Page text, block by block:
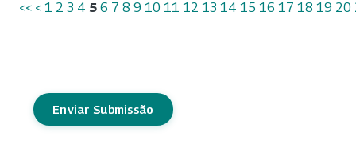
<< < 1 2 3 4 5 6 7 8 9 10 11 12 13 14 15 16 17 18 19 20
Enviar Submissão